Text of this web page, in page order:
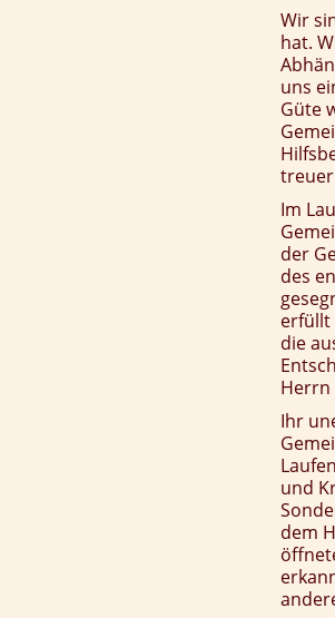
Wir
hat.
uns
Güte
Im
der
des
erfüllt
die
Herrn
Ihr
und
dem